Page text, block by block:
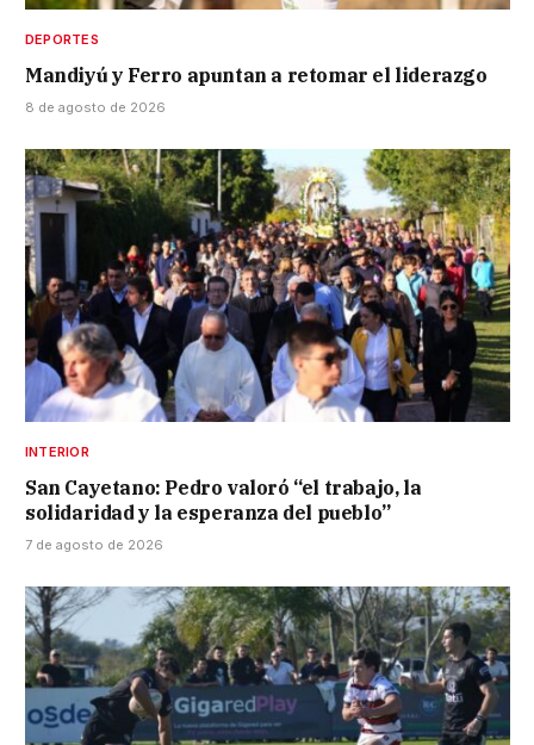
DEPORTES
Mandiyú y Ferro apuntan a retomar el liderazgo
8 de agosto de 2026
INTERIOR
San Cayetano: Pedro valoró “el trabajo, la
solidaridad y la esperanza del pueblo”
7 de agosto de 2026